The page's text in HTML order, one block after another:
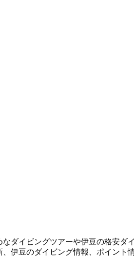
ダイビングツアーや伊豆の格安
伊豆のダイビング情報、ポイント